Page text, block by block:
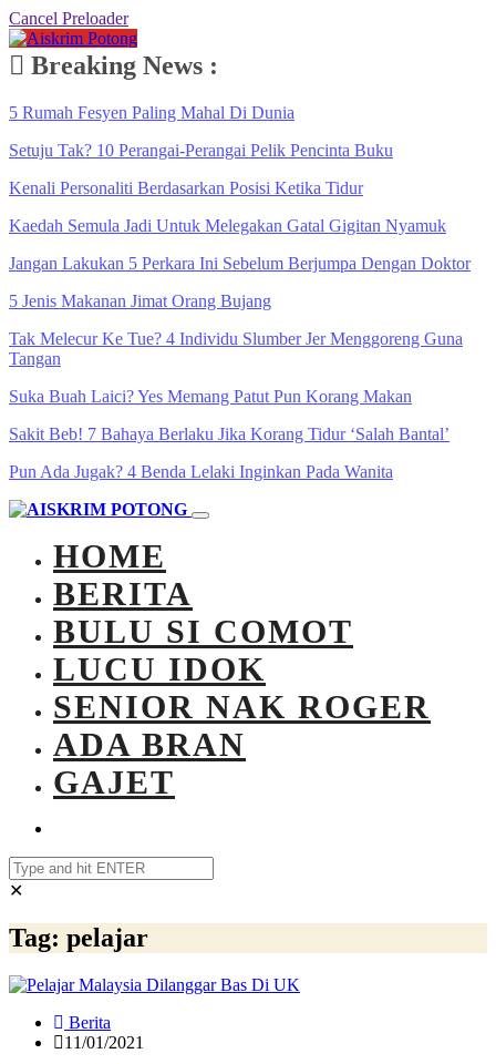
Cancel Preloader
Breaking News :
5 Rumah Fesyen Paling Mahal Di Dunia
Setuju Tak? 10 Perangai-Perangai Pelik Pencinta Buku
Kenali Personaliti Berdasarkan Posisi Ketika Tidur
Kaedah Semula Jadi Untuk Melegakan Gatal Gigitan Nyamuk
Jangan Lakukan 5 Perkara Ini Sebelum Berjumpa Dengan Doktor
5 Jenis Makanan Jimat Orang Bujang
Tak Melecur Ke Tue? 4 Individu Slumber Jer Menggoreng Guna
Tangan
Suka Buah Laici? Yes Memang Patut Pun Korang Makan
Sakit Beb! 7 Bahaya Berlaku Jika Korang Tidur ‘Salah Bantal’
Pun Ada Jugak? 4 Benda Lelaki Inginkan Pada Wanita
HOME
BERITA
BULU SI COMOT
LUCU IDOK
SENIOR NAK ROGER
ADA BRAN
GAJET
✕
Tag: pelajar
Berita
11/01/2021